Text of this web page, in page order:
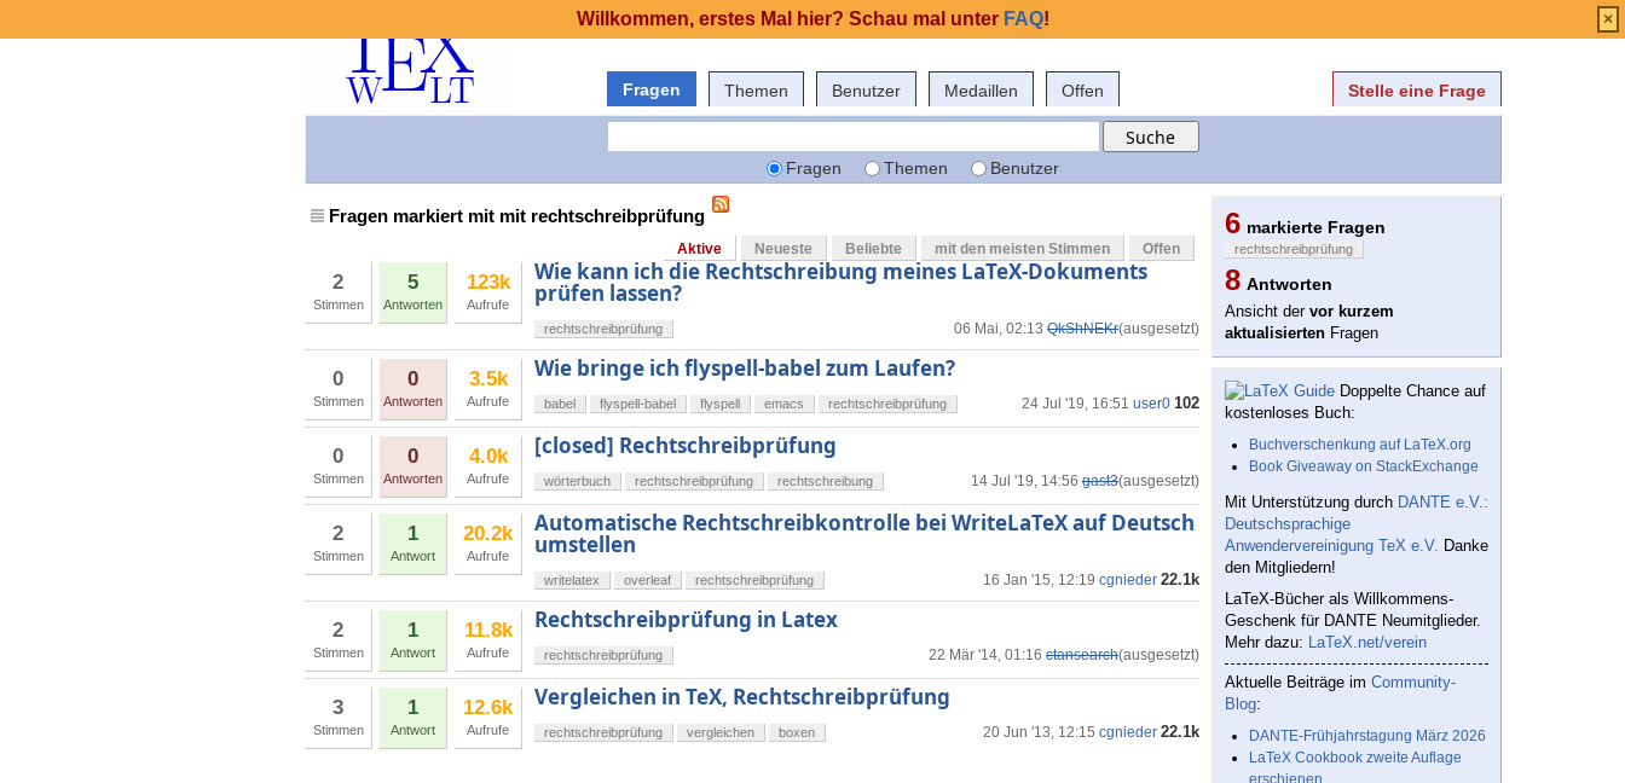
Fragen Themen Benutzer Medaillen Offen Stelle eine Frage
Fragen Themen Benutzer
Fragen markiert mit mit rechtschreibprüfung
Aktive Neueste Beliebte mit den meisten Stimmen Offen
2
Stimmen
5
Antworten
123k
Aufrufe
Wie kann ich die Rechtschreibung meines LaTeX-Dokuments
prüfen lassen?
06 Mai, 02:13 QkShNEKr(ausgesetzt)
rechtschreibprüfung
0
Stimmen
0
Antworten
3.5k
Aufrufe
Wie bringe ich flyspell-babel zum Laufen?
24 Jul '19, 16:51 user0 102
babel flyspell-babel flyspell emacs rechtschreibprüfung
0
Stimmen
0
Antworten
4.0k
Aufrufe
[closed] Rechtschreibprüfung
14 Jul '19, 14:56 gast3(ausgesetzt)
wörterbuch rechtschreibprüfung rechtschreibung
2
Stimmen
1
Antwort
20.2k
Aufrufe
Automatische Rechtschreibkontrolle bei WriteLaTeX auf Deutsch
umstellen
16 Jan '15, 12:19 cgnieder 22.1k
writelatex overleaf rechtschreibprüfung
2
Stimmen
1
Antwort
11.8k
Aufrufe
Rechtschreibprüfung in Latex
22 Mär '14, 01:16 ctansearch(ausgesetzt)
rechtschreibprüfung
3
Stimmen
1
Antwort
12.6k
Aufrufe
Vergleichen in TeX, Rechtschreibprüfung
20 Jun '13, 12:15 cgnieder 22.1k
rechtschreibprüfung vergleichen boxen
6 markierte Fragen
rechtschreibprüfung
8 Antworten
Ansicht der vor kurzem
aktualisierten Fragen
Doppelte Chance auf
kostenloses Buch:
Buchverschenkung auf LaTeX.org
Book Giveaway on StackExchange
Mit Unterstützung durch DANTE e.V.:
Deutschsprachige
Anwendervereinigung TeX e.V. Danke
den Mitgliedern!
LaTeX-Bücher als Willkommens-
Geschenk für DANTE Neumitglieder.
Mehr dazu: LaTeX.net/verein
Aktuelle Beiträge im Community-
Blog:
DANTE-Frühjahrstagung März 2026
LaTeX Cookbook zweite Auflage
Willkommen, erstes Mal hier? Schau mal unter FAQ! ×